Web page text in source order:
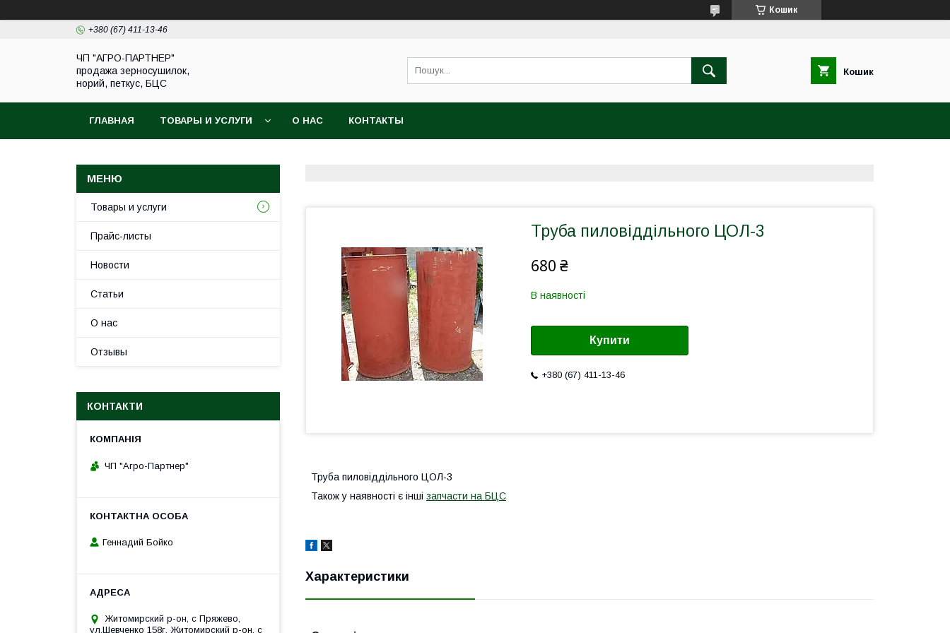
Кошик
+380 (67) 411-13-46
ЧП "АГРО-ПАРТНЕР"
продажа зерносушилок,
норий, петкус, БЦС
Кошик
ГЛАВНАЯ ТОВАРЫ И УСЛУГИ О НАС КОНТАКТЫ
Труба пиловіддільного ЦОЛ-3
680 ₴
В наявності
Купити
+380 (67) 411-13-46
Труба пиловіддільного ЦОЛ-3
Також у наявності є інші запчасти на БЦС
Характеристики
Товары и услуги
Прайс-листы
Новости
Статьи
О нас
Отзывы
КОНТАКТИ
ЧП "Агро-Партнер"
Геннадий Бойко
Житомирский р-он, с Пряжево,
ул.Шевченко 158г, Житомирский р-он, с